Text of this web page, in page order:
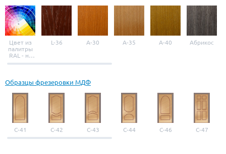
Цвет из
палитры
RAL - на
выбор
L-36 A-30 A-35 A-40 Абрикос
Образцы фрезеровки МДФ
С-41 С-42 С-43 С-44 С-46 С-47